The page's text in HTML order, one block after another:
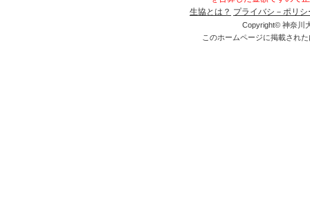
生協とは？ プライバシ－ポリシ
Copyright© 神奈川
このホームページに掲載され